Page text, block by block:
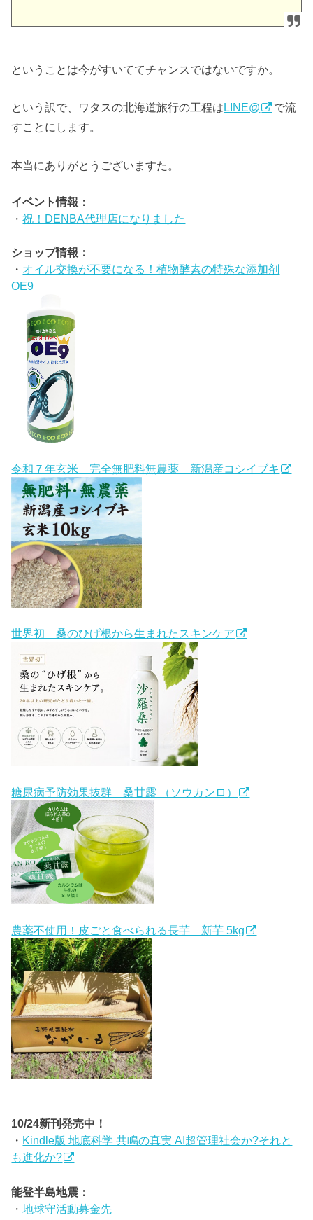
ということは今がすいててチャンスではないですか。
という訳で、ワタスの北海道旅行の工程はLINE@
で流
すことにします。
本当にありがとうございますた。
イベント情報：
・祝！DENBA代理店になりました
ショップ情報：
・ オイル交換が不要になる！植物酵素の特殊な添加剤
OE9
令和７年玄米 完全無肥料無農薬 新潟産コシイブキ
世界初 桑のひげ根から生まれたスキンケア
糖尿病予防効果抜群 桑甘露 （ソウカンロ）
農薬不使用！皮ごと食べられる長芋 新芋 5kg
10/24新刊発売中！
・ Kindle版 地底科学 共鳴の真実 AI超管理社会か?それと
も進化か?
能登半島地震：
・地球守活動募金先